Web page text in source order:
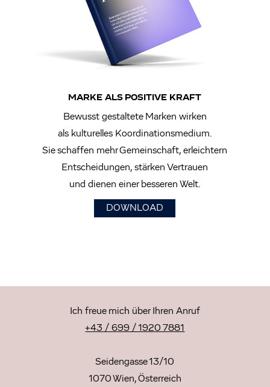
MARKE ALS POSITIVE KRAFT
Bewusst gestaltete Marken wirken
als kulturelles Koordinationsmedium.
Sie schaffen mehr Gemeinschaft, erleichtern
Entscheidungen, stärken Vertrauen
und dienen einer besseren Welt.
DOWNLOAD
Ich freue mich über Ihren Anruf
+43 / 699 / 1920 7881
Seidengasse 13/10
1070 Wien, Österreich